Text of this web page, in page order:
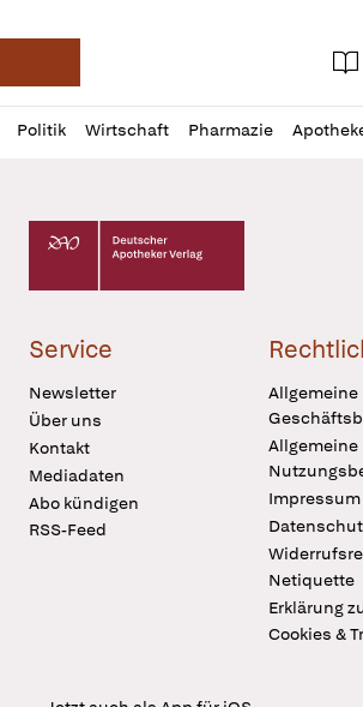
Deutsche Apotheker Zeitung
Aktuelle
login
Politik Wirtschaft Pharmazie
Profil
öffnen
Daz
Pur
Deutscher Apotheker Verlag Logo
Service
Newsletter
Über uns
Kontakt
Mediadaten
Abo kündigen
RSS-Feed
Allgemeine
Allgemeine
Impressum
Netiquette
Erklärung
Cookies &